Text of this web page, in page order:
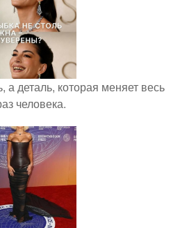
а деталь, которая меняет весь
человека.